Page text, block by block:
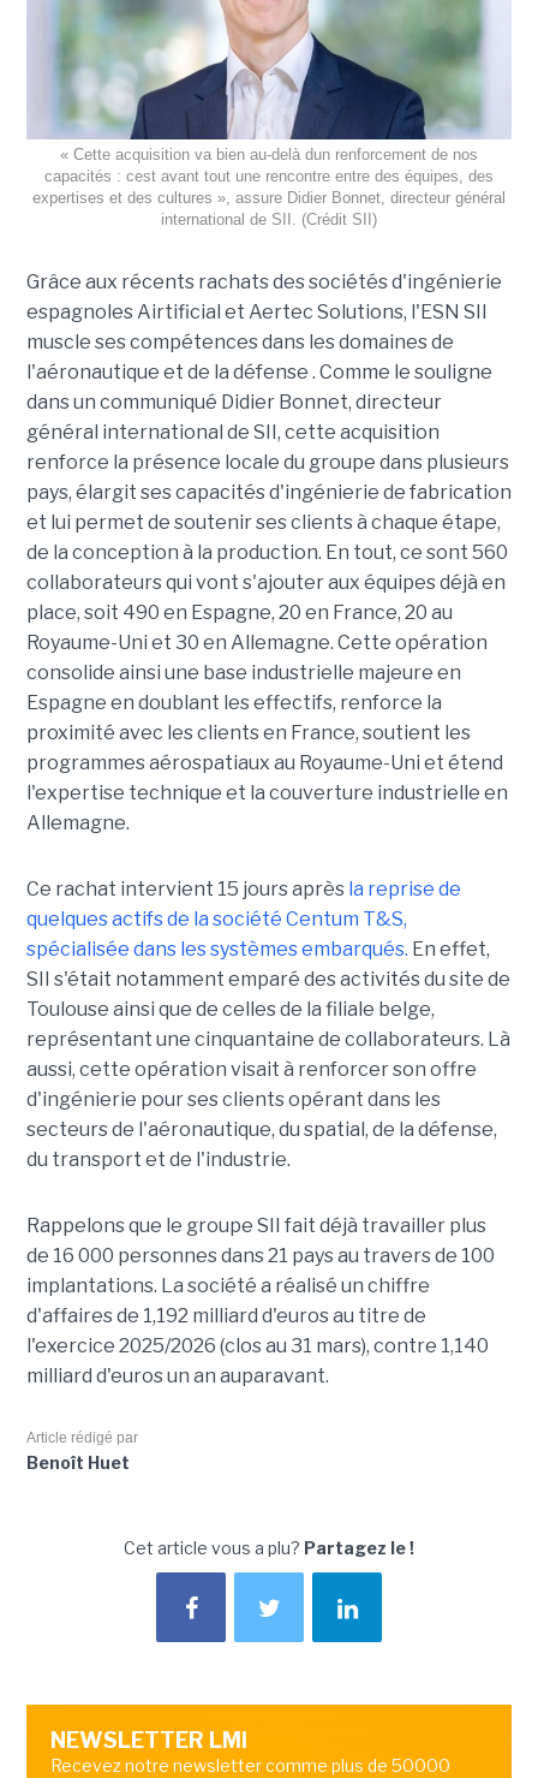
« Cette acquisition va bien au-delà dun renforcement de nos
capacités : cest avant tout une rencontre entre des équipes, des
expertises et des cultures », assure Didier Bonnet, directeur général
international de SII. (Crédit SII)
Grâce aux récents rachats des sociétés d'ingénierie
espagnoles Airtificial et Aertec Solutions, l'ESN SII
muscle ses compétences dans les domaines de
l'aéronautique et de la défense . Comme le souligne
dans un communiqué Didier Bonnet, directeur
général international de SII, cette acquisition
renforce la présence locale du groupe dans plusieurs
pays, élargit ses capacités d'ingénierie de fabrication
et lui permet de soutenir ses clients à chaque étape,
de la conception à la production. En tout, ce sont 560
collaborateurs qui vont s'ajouter aux équipes déjà en
place, soit 490 en Espagne, 20 en France, 20 au
Royaume-Uni et 30 en Allemagne. Cette opération
consolide ainsi une base industrielle majeure en
Espagne en doublant les effectifs, renforce la
proximité avec les clients en France, soutient les
programmes aérospatiaux au Royaume-Uni et étend
l'expertise technique et la couverture industrielle en
Allemagne.
Ce rachat intervient 15 jours après la reprise de
quelques actifs de la société Centum T&S,
spécialisée dans les systèmes embarqués. En effet,
SII s'était notamment emparé des activités du site de
Toulouse ainsi que de celles de la filiale belge,
représentant une cinquantaine de collaborateurs. Là
aussi, cette opération visait à renforcer son offre
d'ingénierie pour ses clients opérant dans les
secteurs de l'aéronautique, du spatial, de la défense,
du transport et de l'industrie.
Rappelons que le groupe SII fait déjà travailler plus
de 16 000 personnes dans 21 pays au travers de 100
implantations. La société a réalisé un chiffre
d'affaires de 1,192 milliard d'euros au titre de
l'exercice 2025/2026 (clos au 31 mars), contre 1,140
milliard d'euros un an auparavant.
Article rédigé par
Benoît Huet
Cet article vous a plu? Partagez le !
NEWSLETTER LMI
Recevez notre newsletter comme plus de 50000